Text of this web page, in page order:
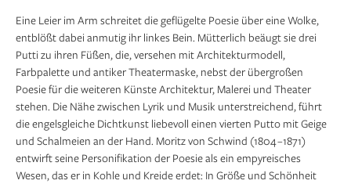
Eine Leier im Arm schreitet die geflügelte Poesie über eine Wolke,
entblößt dabei anmutig ihr linkes Bein. Mütterlich beäugt sie drei
Putti zu ihren Füßen, die, versehen mit Architekturmodell,
Farbpalette und antiker Theatermaske, nebst der übergroßen
Poesie für die weiteren Künste Architektur, Malerei und Theater
stehen. Die Nähe zwischen Lyrik und Musik unterstreichend, führt
die engelsgleiche Dichtkunst liebevoll einen vierten Putto mit Geige
und Schalmeien an der Hand. Moritz von Schwind (1804 –1871)
entwirft seine Personifikation der Poesie als ein empyreisches
Wesen, das er in Kohle und Kreide erdet: In Größe und Schönheit